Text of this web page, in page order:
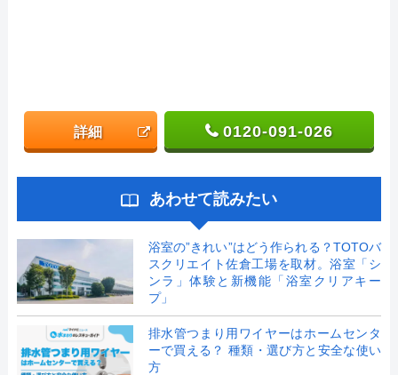
詳細 0120-091-026
あわせて読みたい
浴室の”きれい”はどう作られる？TOTOバ
スクリエイト佐倉工場を取材。浴室「シ
ンラ」体験と新機能「浴室クリアキー
プ」
排水管つまり用ワイヤーはホームセンタ
ーで買える？ 種類・選び方と安全な使い
方